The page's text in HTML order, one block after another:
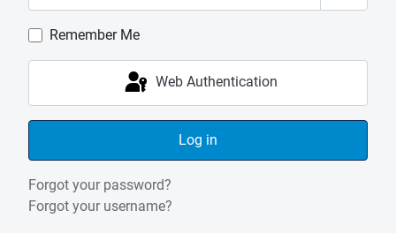
Show
Remember Me
Web Authentication
Log in
Forgot your password?
Forgot your username?